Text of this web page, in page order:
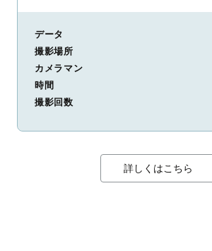
データ
撮影場所
カメラマン
時間
撮影回数
詳しくはこちら